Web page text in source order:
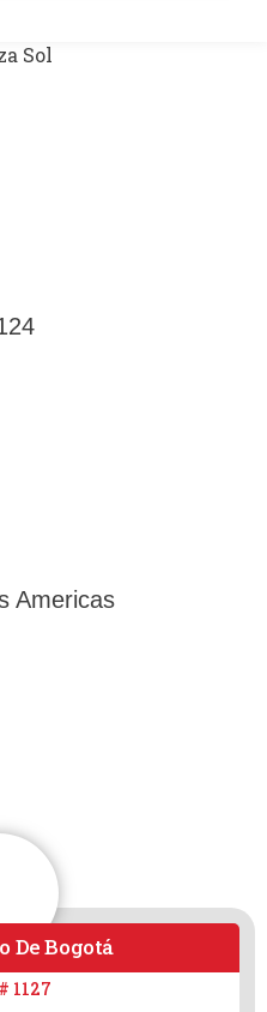
Americas
De Bogotá
1127